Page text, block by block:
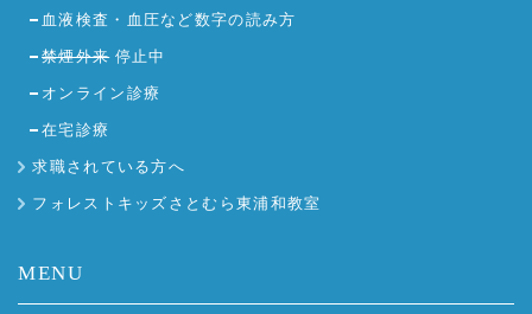
血液検査・血圧など数字の読み方
禁煙外来停止中
オンライン診療
在宅診療
求職されている方へ
フォレストキッズさとむら東浦和教室
MENU